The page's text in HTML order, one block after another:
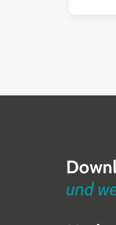
und